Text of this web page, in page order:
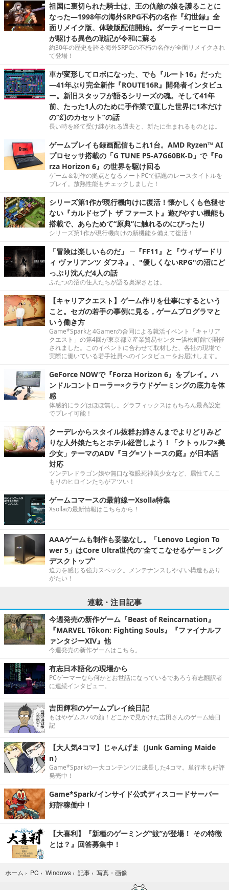
祖国に裏切られた騎士は、王の仇敵の娘を護ることに
なった―1998年の海外SRPG不朽の名作『幻世録』全
面リメイク版、体験版配信開始。ダーティーヒーロー
が駆ける異色の戦記が令和に蘇る
約30年の歴史を誇る海外SRPGの不朽の名作が全面リメイクされ
て登場！
車が変形してロボになった、でも『ルート16』だった
―41年ぶり完全新作『ROUTE16R』開発者インタビュ
ー。新旧スタッフが語るシリーズの魂。そして41年
前、たった1人のために手作業で直した世界に1本だけ
の“幻のカセット”の話
長い時を経て受け継がれる過去と、新たに生まれるものとは。
ゲームプレイも録画配信もこれ1台。AMD Ryzen™ AI
プロセッサ搭載の「G TUNE P5-A7G60BK-D」で『Fo
rza Horizon 6』の世界を駆け回る
ゲーム＆制作の拠点となるノートPCで話題のレースタイトルを
プレイ。放熱性能もチェックしました！
シリーズ第1作が現行機向けに復活！懐かしくも色褪せ
ない『カルドセプト ザ ファースト』遊びやすい機能も
搭載で、あらためて“原典”に触れるのにぴったり
シリーズ第1作が現行機向けの新機能を備えて復活！
「冒険は楽しいものだ」 ─『FF11』と『ウィザードリ
ィ ヴァリアンツ ダフネ』、"優しくないRPG"の沼にど
っぷり沈んだ4人の話
ふたつの沼の住人たちが語る奥深さとは。
【キャリアクエスト】ゲーム作りを仕事にするという
こと。セガの若手の事例に見る，ゲームプログラマと
いう働き方
Game*Sparkと4Gamerの合同による就活イベント「キャリア
クエスト」の第4回が東京都立産業貿易センター浜松町館で開催
されました。このイベントに合わせて取材した、各社の現場で
実際に働いている若手社員へのインタビューをお届けします。
GeForce NOWで『Forza Horizon 6』をプレイ。ハ
ンドルコントローラー×クラウドゲーミングの底力を体
感
体感的にラグはほぼ無し。グラフィックスはもちろん最高設定
でプレイ可能！
クーデレからスタイル抜群お姉さんまでよりどりみど
りな人外娘たちとホテル経営しよう！「クトゥルフ×美
少女」テーマのADV『ヨグ=ソトースの庭』が日本語
対応
ツンデレドラゴン娘や無口な複眼死神美少女など、属性てんこ
もりのヒロインたちがアツい！
ゲームコマースの最前線ーXsolla特集
Xsollaの最新情報はこちらから！
AAAゲームも制作も妥協なし。「Lenovo Legion To
wer 5」はCore Ultra世代の“全てこなせるゲーミング
デスクトップ”
迫力を感じる強力スペック。メンテナンスしやすい構造もあり
がたい！
連載・注目記事
今週発売の新作ゲーム『Beast of Reincarnation』
『MARVEL Tōkon: Fighting Souls』『ファイナルフ
ァンタジーXIV』他
今週発売の新作ゲームはこちら。
有志日本語化の現場から
PCゲーマーなら何かとお世話になっているであろう有志翻訳者
に連続インタビュー。
吉田輝和のゲームプレイ絵日記
もはやゲムスパの顔！どこかで見かけた吉田さんのゲーム絵日
記
【大人気4コマ】じゃんげま（Junk Gaming Maide
n）
Game*Sparkの一大コンテンツに成長した4コマ。単行本も好評
発売中！
Game*Spark/インサイド公式ディスコードサーバー
好評稼働中！
【大喜利】『新種のゲーミング“蚊”が登場！ その特徴
とは？』回答募集中！
ホーム › PC › Windows › 記事 › 写真・画像